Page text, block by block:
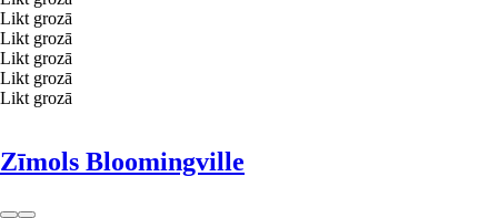
Likt grozā
Likt grozā
Likt grozā
Likt grozā
Likt grozā
Zīmols Bloomingville